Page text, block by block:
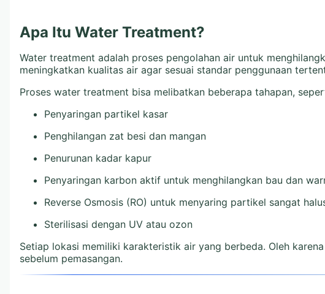
Apa Itu Water Treatment?
Water treatment adalah proses pengolahan air untuk
meningkatkan kualitas air agar sesuai standar penggunaan
Proses water treatment bisa melibatkan beberapa tahapan,
Penyaringan partikel kasar
Penghilangan zat besi dan mangan
Penurunan kadar kapur
Penyaringan karbon aktif untuk menghilangkan bau dan
Reverse Osmosis (RO) untuk menyaring partikel sangat
Sterilisasi dengan UV atau ozon
Setiap lokasi memiliki karakteristik air yang berbeda. Oleh
sebelum pemasangan.